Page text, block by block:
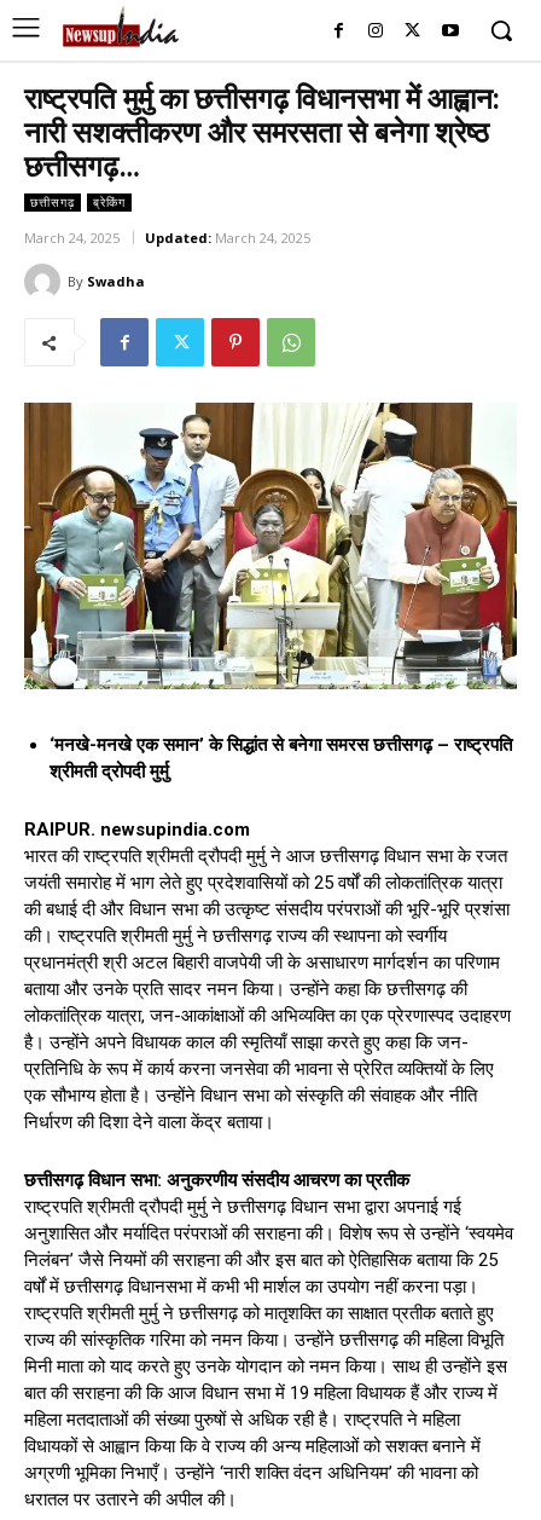
राष्ट्रपति मुर्मु का छत्तीसगढ़ विधानसभा में आह्वान:
नारी सशक्तीकरण और समरसता से बनेगा श्रेष्ठ
छत्तीसगढ़…
छत्तीसगढ़ ब्रेकिंग
March 24, 2025 Updated: March 24, 2025
By Swadha
‘मनखे-मनखे एक समान’ के सिद्धांत से बनेगा समरस छत्तीसगढ़ – राष्ट्रपति
श्रीमती द्रोपदी मुर्मु
RAIPUR. newsupindia.com
भारत की राष्ट्रपति श्रीमती द्रौपदी मुर्मु ने आज छत्तीसगढ़ विधान सभा के रजत
जयंती समारोह में भाग लेते हुए प्रदेशवासियों को 25 वर्षों की लोकतांत्रिक यात्रा
की बधाई दी और विधान सभा की उत्कृष्ट संसदीय परंपराओं की भूरि-भूरि प्रशंसा
की। राष्ट्रपति श्रीमती मुर्मु ने छत्तीसगढ़ राज्य की स्थापना को स्वर्गीय
प्रधानमंत्री श्री अटल बिहारी वाजपेयी जी के असाधारण मार्गदर्शन का परिणाम
बताया और उनके प्रति सादर नमन किया। उन्होंने कहा कि छत्तीसगढ़ की
लोकतांत्रिक यात्रा, जन-आकांक्षाओं की अभिव्यक्ति का एक प्रेरणास्पद उदाहरण
है। उन्होंने अपने विधायक काल की स्मृतियाँ साझा करते हुए कहा कि जन-
प्रतिनिधि के रूप में कार्य करना जनसेवा की भावना से प्रेरित व्यक्तियों के लिए
एक सौभाग्य होता है। उन्होंने विधान सभा को संस्कृति की संवाहक और नीति
निर्धारण की दिशा देने वाला केंद्र बताया।
छत्तीसगढ़ विधान सभा: अनुकरणीय संसदीय आचरण का प्रतीक
राष्ट्रपति श्रीमती द्रौपदी मुर्मु ने छत्तीसगढ़ विधान सभा द्वारा अपनाई गई
अनुशासित और मर्यादित परंपराओं की सराहना की। विशेष रूप से उन्होंने ‘स्वयमेव
निलंबन’ जैसे नियमों की सराहना की और इस बात को ऐतिहासिक बताया कि 25
वर्षों में छत्तीसगढ़ विधानसभा में कभी भी मार्शल का उपयोग नहीं करना पड़ा।
राष्ट्रपति श्रीमती मुर्मु ने छत्तीसगढ़ को मातृशक्ति का साक्षात प्रतीक बताते हुए
राज्य की सांस्कृतिक गरिमा को नमन किया। उन्होंने छत्तीसगढ़ की महिला विभूति
मिनी माता को याद करते हुए उनके योगदान को नमन किया। साथ ही उन्होंने इस
बात की सराहना की कि आज विधान सभा में 19 महिला विधायक हैं और राज्य में
महिला मतदाताओं की संख्या पुरुषों से अधिक रही है। राष्ट्रपति ने महिला
विधायकों से आह्वान किया कि वे राज्य की अन्य महिलाओं को सशक्त बनाने में
अग्रणी भूमिका निभाएँ। उन्होंने ‘नारी शक्ति वंदन अधिनियम’ की भावना को
धरातल पर उतारने की अपील की।